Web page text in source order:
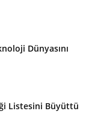
Dünyasını
Listesini Büyüttü